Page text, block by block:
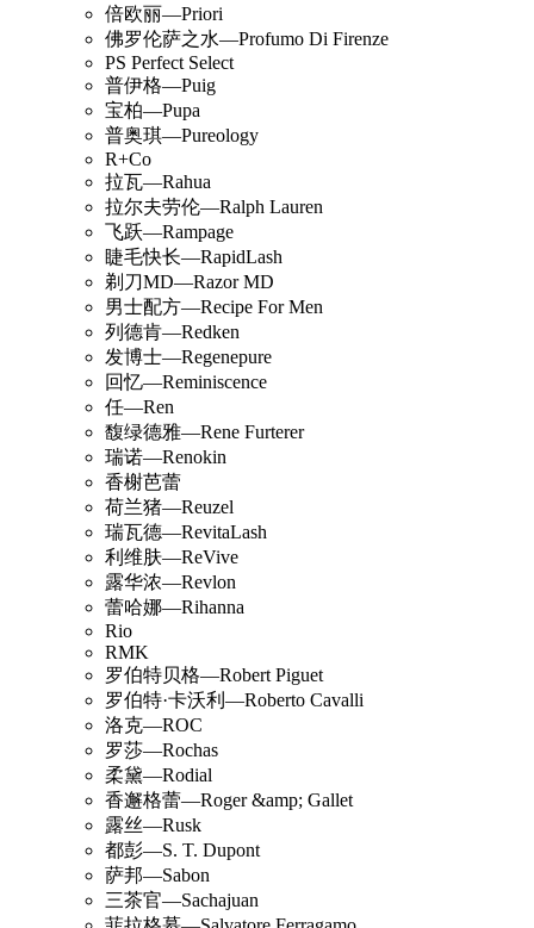
倍欧丽—Priori
佛罗伦萨之水—Profumo Di Firenze
PS Perfect Select
普伊格—Puig
宝柏—Pupa
普奥琪—Pureology
R+Co
拉瓦—Rahua
拉尔夫劳伦—Ralph Lauren
飞跃—Rampage
睫毛快长—RapidLash
剃刀MD—Razor MD
男士配方—Recipe For Men
列德肯—Redken
发博士—Regenepure
回忆—Reminiscence
任—Ren
馥绿德雅—Rene Furterer
瑞诺—Renokin
香榭芭蕾
荷兰猪—Reuzel
瑞瓦德—RevitaLash
利维肤—ReVive
露华浓—Revlon
蕾哈娜—Rihanna
Rio
RMK
罗伯特贝格—Robert Piguet
罗伯特·卡沃利—Roberto Cavalli
洛克—ROC
罗莎—Rochas
柔黛—Rodial
香邂格蕾—Roger &amp; Gallet
露丝—Rusk
都彭—S. T. Dupont
萨邦—Sabon
三茶官—Sachajuan